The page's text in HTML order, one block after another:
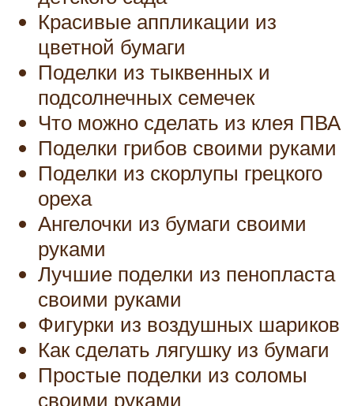
Красивые аппликации из
цветной бумаги
Поделки из тыквенных и
подсолнечных семечек
Что можно сделать из клея ПВА
Поделки грибов своими руками
Поделки из скорлупы грецкого
ореха
Ангелочки из бумаги своими
руками
Лучшие поделки из пенопласта
своими руками
Фигурки из воздушных шариков
Как сделать лягушку из бумаги
Простые поделки из соломы
своими руками